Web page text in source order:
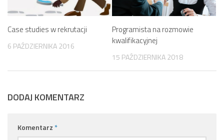
Case studies w rekrutacji
6 PAŹDZIERNIKA 2016
Programista na rozmowie
kwalifikacyjnej
15 PAŹDZIERNIKA 2018
DODAJ KOMENTARZ
Komentarz *